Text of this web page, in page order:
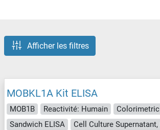
Afficher les filtres
MOBKL1A Kit ELISA
MOB1B Reactivité: Humain
Colorimetric
Sandwich ELISA